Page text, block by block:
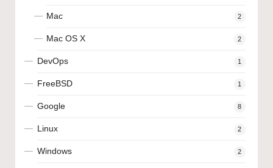
Mac 2
Mac OS X 2
DevOps 1
FreeBSD 1
Google 8
Linux 2
Windows 2